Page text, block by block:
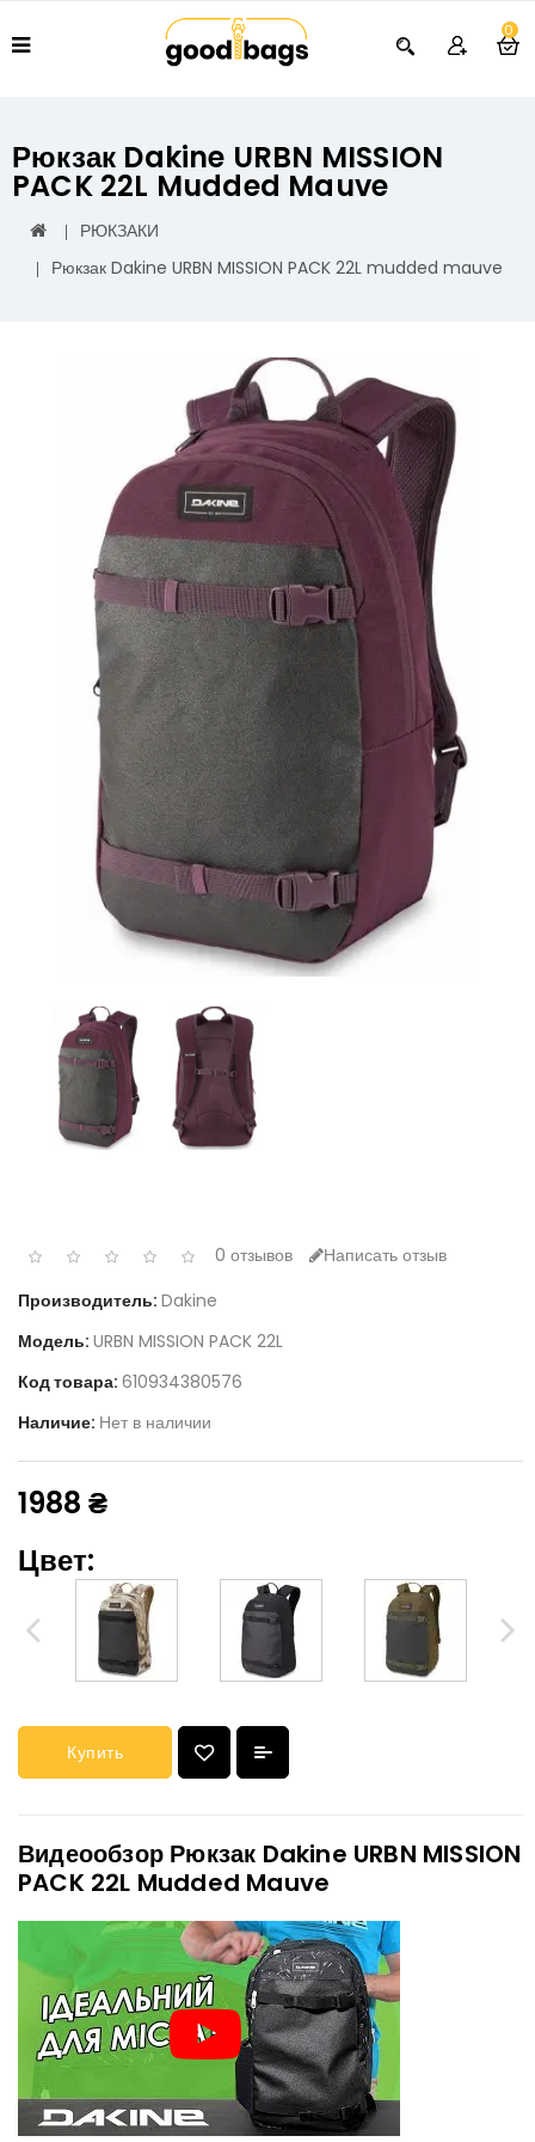
0
Рюкзак Dakine URBN MISSION
PACK 22L Mudded Mauve
РЮКЗАКИ
Рюкзак Dakine URBN MISSION PACK 22L mudded mauve
0 отзывов
Написать отзыв
Производитель: Dakine
Модель: URBN MISSION PACK 22L
Код товара: 610934380576
Наличие: Нет в наличии
1988 ₴
Цвет:
Купить
Видеообзор Рюкзак Dakine URBN MISSION
PACK 22L Mudded Mauve